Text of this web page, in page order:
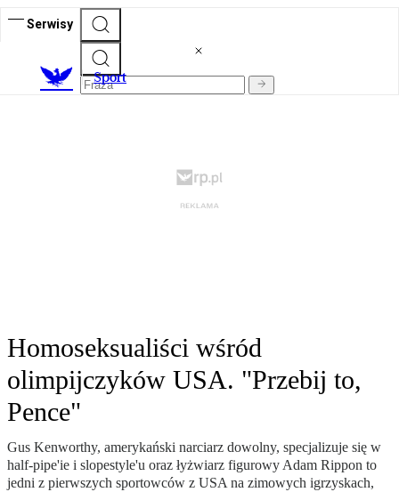
Serwisy
Sport
Homoseksualiści wśród
olimpijczyków USA. "Przebij to,
Pence"
Gus Kenworthy, amerykański narciarz dowolny, specjalizuje się w
half-pipe'ie i slopestyle'u oraz łyżwiarz figurowy Adam Rippon to
jedni z pierwszych sportowców z USA na zimowych igrzyskach,